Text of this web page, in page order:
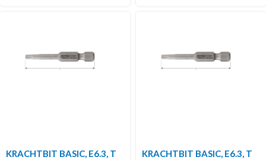
KRACHTBIT BASIC, E6.3, T
KRACHTBIT BASIC, E6.3, T